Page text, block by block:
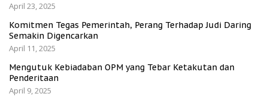
April 23, 2025
Komitmen Tegas Pemerintah, Perang Terhadap Judi Daring
Semakin Digencarkan
April 11, 2025
Mengutuk Kebiadaban OPM yang Tebar Ketakutan dan
Penderitaan
April 9, 2025